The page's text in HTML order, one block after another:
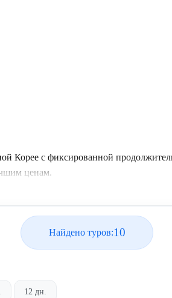
Корее с фиксированной
ценам.
Найдено туров:10
12 дн.